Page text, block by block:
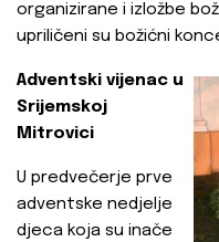
organizirane i izložbe
upriličeni su božićni
Adventski vijenac u
Srijemskoj
Mitrovici
U predvečerje prve
adventske nedjelje
djeca koja su inače